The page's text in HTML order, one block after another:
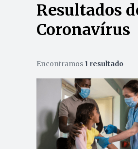
Resultados
Coronavírus
Encontramos 1 resultado